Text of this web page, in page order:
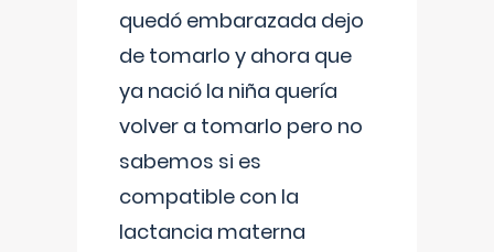
quedó embarazada dejo
de tomarlo y ahora que
ya nació la niña quería
volver a tomarlo pero no
sabemos si es
compatible con la
lactancia materna